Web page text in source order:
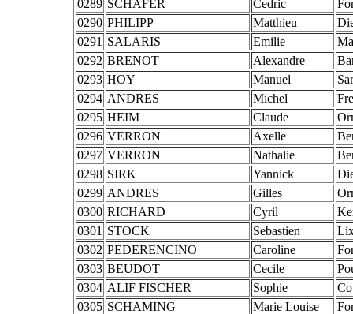
0289 SCHAFER Cedric
0290 PHILIPP Matthieu
0291 SALARIS Emilie
0292 BRENOT Alexandre
0293 HOY Manuel
0294 ANDRES Michel
0295 HEIM Claude
0296 VERRON Axelle
0297 VERRON Nathalie
0298 SIRK Yannick
0299 ANDRES Gilles
0300 RICHARD Cyril
0301 STOCK Sebastien
0302 PEDERENCINO Caroline
0303 BEUDOT Cecile
0304 ALIF FISCHER Sophie
0305 SCHAMING Marie Louise